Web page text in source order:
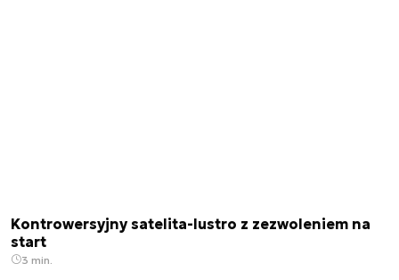
Kontrowersyjny satelita-lustro z zezwoleniem na
start
3 min.